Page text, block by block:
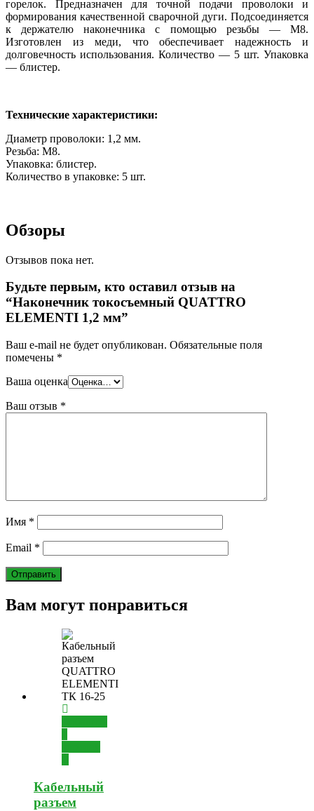
горелок. Предназначен для точной подачи проволоки и
формирования качественной сварочной дуги. Подсоединяется
к держателю наконечника с помощью резьбы — М8.
Изготовлен из меди, что обеспечивает надежность и
долговечность использования. Количество — 5 шт. Упаковка
— блистер.
Технические характеристики:
Диаметр проволоки: 1,2 мм.
Резьба: М8.
Упаковка: блистер.
Количество в упаковке: 5 шт.
Обзоры
Отзывов пока нет.
Будьте первым, кто оставил отзыв на
“Наконечник токосъемный QUATTRO
ELEMENTI 1,2 мм”
Ваш e-mail не будет опубликован. Обязательные поля
помечены *
Ваша оценка
Ваш отзыв *
Имя *
Email *
Вам могут понравиться
Кабельный
разъем